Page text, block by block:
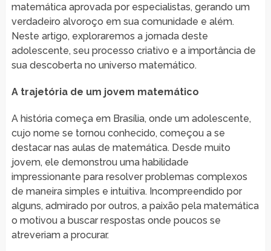
matemática aprovada por especialistas, gerando um
verdadeiro alvoroço em sua comunidade e além.
Neste artigo, exploraremos a jornada deste
adolescente, seu processo criativo e a importância de
sua descoberta no universo matemático.
A trajetória de um jovem matemático
A história começa em Brasília, onde um adolescente,
cujo nome se tornou conhecido, começou a se
destacar nas aulas de matemática. Desde muito
jovem, ele demonstrou uma habilidade
impressionante para resolver problemas complexos
de maneira simples e intuitiva. Incompreendido por
alguns, admirado por outros, a paixão pela matemática
o motivou a buscar respostas onde poucos se
atreveriam a procurar.